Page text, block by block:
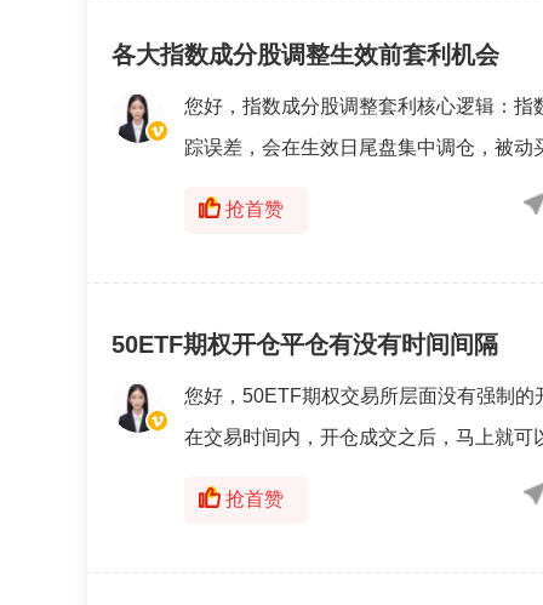
各大指数成分股调整生效前套利机会
您好，指数成分股调整套利核心逻辑：
踪误差，会在生效日尾盘集中调仓，被
抢首赞
50ETF期权开仓平仓有没有时间间隔
您好，50ETF期权交易所层面没有强制
在交易时间内，开仓成交之后，马上就
抢首赞